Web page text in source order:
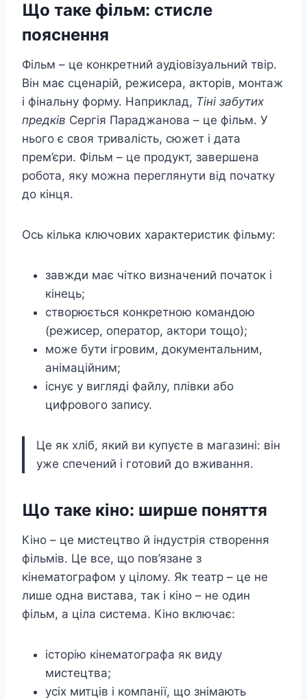
Що таке фільм: стисле
пояснення
Фільм – це конкретний аудіовізуальний твір.
Він має сценарій, режисера, акторів, монтаж
і фінальну форму. Наприклад, Тіні забутих
предків Сергія Параджанова – це фільм. У
нього є своя тривалість, сюжет і дата
прем’єри. Фільм – це продукт, завершена
робота, яку можна переглянути від початку
до кінця.
Ось кілька ключових характеристик фільму:
завжди має чітко визначений початок і
кінець;
створюється конкретною командою
(режисер, оператор, актори тощо);
може бути ігровим, документальним,
анімаційним;
існує у вигляді файлу, плівки або
цифрового запису.
Це як хліб, який ви купуєте в магазині: він
уже спечений і готовий до вживання.
Що таке кіно: ширше поняття
Кіно – це мистецтво й індустрія створення
фільмів. Це все, що пов’язане з
кінематографом у цілому. Як театр – це не
лише одна вистава, так і кіно – не один
фільм, а ціла система. Кіно включає:
історію кінематографа як виду
мистецтва;
усіх митців і компанії, що знімають